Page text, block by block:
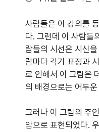
사람들은 이 강의를
다. 그런데 이 사람들
람들의 시선은 시신
람마다 각기 표정과
로 인해서 이 그림은
의 배경으로는 어두
그러나 이 그림의 주
암으로 표현되었다.